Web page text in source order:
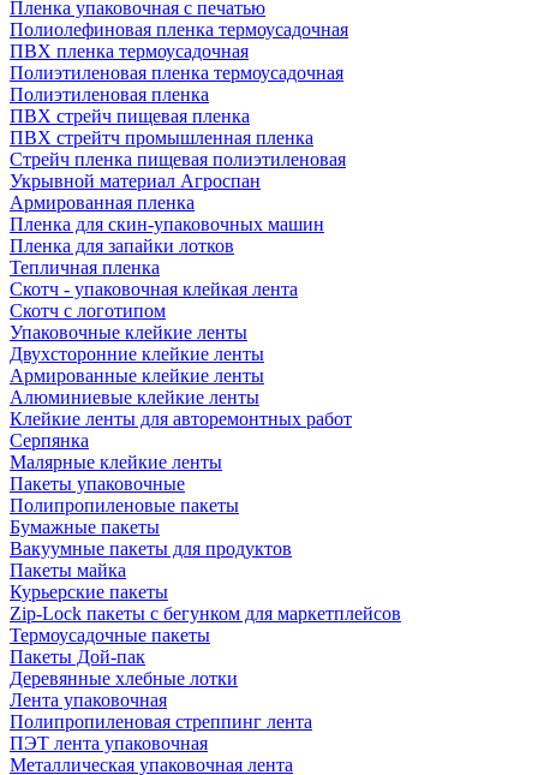
Пленка упаковочная с печатью
Полиолефиновая пленка термоусадочная
ПВХ пленка термоусадочная
Полиэтиленовая пленка термоусадочная
Полиэтиленовая пленка
ПВХ стрейч пищевая пленка
ПВХ стрейтч промышленная пленка
Стрейч пленка пищевая полиэтиленовая
Укрывной материал Агроспан
Армированная пленка
Пленка для скин-упаковочных машин
Пленка для запайки лотков
Тепличная пленка
Скотч - упаковочная клейкая лента
Скотч с логотипом
Упаковочные клейкие ленты
Двухсторонние клейкие ленты
Армированные клейкие ленты
Алюминиевые клейкие ленты
Клейкие ленты для авторемонтных работ
Серпянка
Малярные клейкие ленты
Пакеты упаковочные
Полипропиленовые пакеты
Бумажные пакеты
Вакуумные пакеты для продуктов
Пакеты майка
Курьерские пакеты
Zip-Lock пакеты с бегунком для маркетплейсов
Термоусадочные пакеты
Пакеты Дой-пак
Деревянные хлебные лотки
Лента упаковочная
Полипропиленовая стреппинг лента
ПЭТ лента упаковочная
Металлическая упаковочная лента